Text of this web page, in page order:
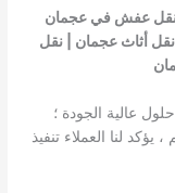
نقل عفش في عجمان
أثاث عجمان | نقل
عالية الجودة ؛
لنا العملاء تنفيذ